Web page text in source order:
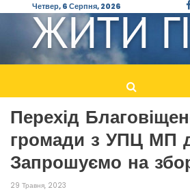
Четвер, 6 Серпня, 2026
Перехід
громади з УПЦ МП
Запрошуємо на
29 Травня, 2023